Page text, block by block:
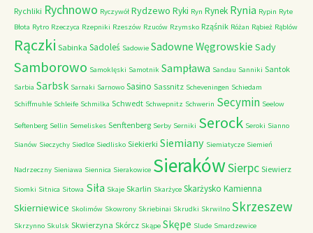
Rychliki Rychnowo Ryczywół Rydzewo Ryki Ryn Rynek Rynia Rypin Ryte
Błota Rytro Rzeczyca Rzepniki Rzeszów Rzuców Rzymsko Rząśnik Różan Rąbież Rąblów
Rączki Sabinka Sadoleś Sadowie Sadowne Węgrowskie Sady
Samborowo Samoklęski Samotnik Sampława Sandau Sanniki Santok
Sarbia Sarbsk Sarnaki Sarnowo Sasino Sassnitz Scheveningen Schiedam
Schiffmuhle Schleife Schmilka Schwedt Schwepnitz Schwerin Secymin Seelow
Seftenberg Sellin Semeliskes Senftenberg Serby Serniki Serock Seroki Sianno
Sianów Sieczychy Siedlce Siedlisko Siekierki Siemiany Siemiatycze Siemień
Nadrzeczny Sieniawa Siennica Sierakowice SierakówSierpc Siewierz
Siomki Sitnica Sitowa Siła Skaje Skarlin Skarżyce Skarżysko Kamienna
Skierniewice Skolimów Skowrony Skriebinai Skrudki Skrwilno Skrzeszew
Skrzynno Skulsk Skwierzyna Skórcz Skąpe Skępe Slude Smardzewice